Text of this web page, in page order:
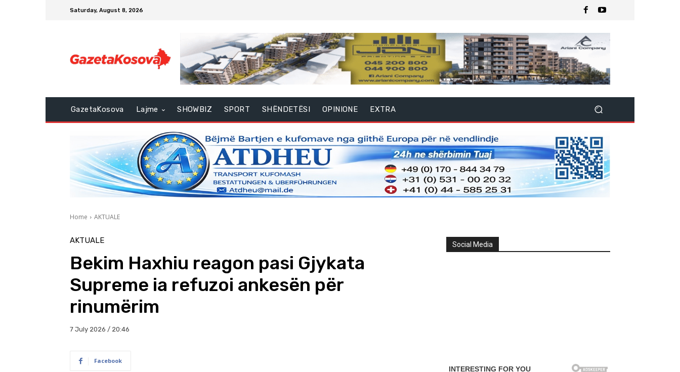
Saturday, August 8, 2026
GazetaKosova Lajme SHOWBIZ SPORT SHËNDETËSI OPINIONE EXTRA
Home AKTUALE
AKTUALE
Bekim Haxhiu reagon pasi Gjykata
Supreme ia refuzoi ankesën për
rinumërim
7 July 2026 / 20:46
Facebook
Social Media